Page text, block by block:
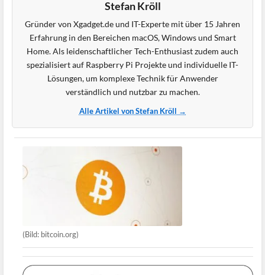
Stefan Kröll
Gründer von Xgadget.de und IT-Experte mit über 15 Jahren
Erfahrung in den Bereichen macOS, Windows und Smart
Home. Als leidenschaftlicher Tech-Enthusiast zudem auch
spezialisiert auf Raspberry Pi Projekte und individuelle IT-
Lösungen, um komplexe Technik für Anwender
verständlich und nutzbar zu machen.
Alle Artikel von Stefan Kröll →
(Bild: bitcoin.org)